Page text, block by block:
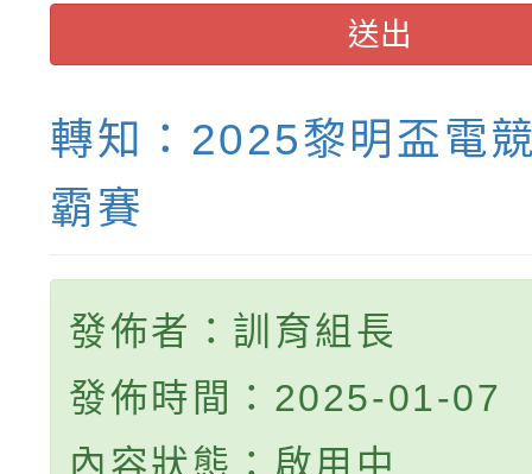
送出
轉知：2025黎明盃電
霸賽
發佈者：訓育組長
發佈時間：2025-01-07
內容狀態：啟用中